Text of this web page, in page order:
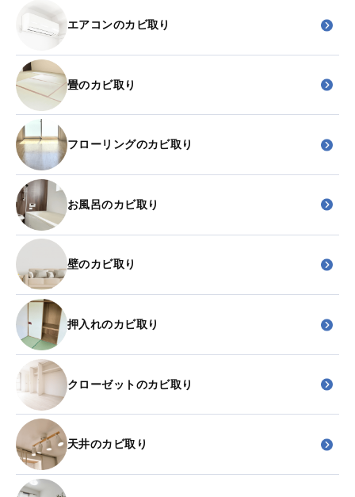
エアコンのカビ取り
畳のカビ取り
フローリングのカビ取り
お風呂のカビ取り
壁のカビ取り
押入れのカビ取り
クローゼットのカビ取り
天井のカビ取り